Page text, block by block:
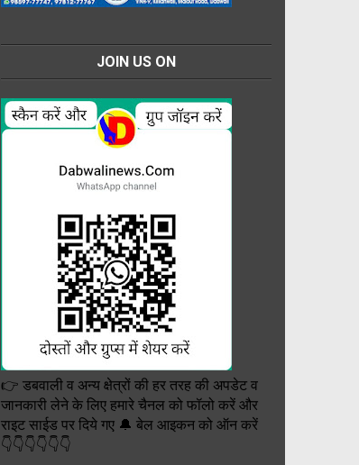
JOIN US ON
👉 डबवाली व अन्य क्षेत्रों की हर तरह की अपडेट व
जानकारी लेने के लिए हमारे चैनल को फॉलो करें और
राइट साईड पर दिये गए 🔔 बेल आइकन को ऑन करें
👇👇👇👇👇👇